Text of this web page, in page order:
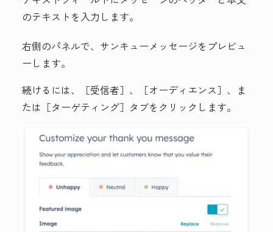
のテキストを入力します。
右側のパネルで、サンキューメッセージをプレビュ
ーします。
続けるには、［受信者］ 、［オーディエンス］ 、ま
たは ［ターゲティング］タブをクリックします。